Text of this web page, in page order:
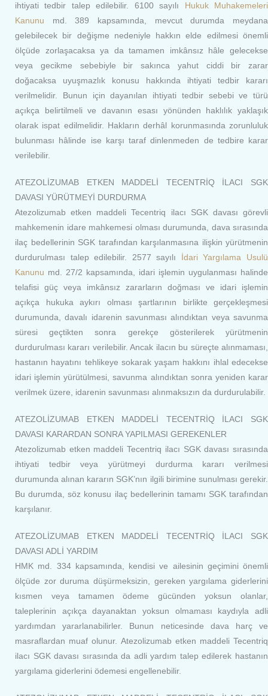
ihtiyati tedbir talep edilebilir. 6100 sayılı Hukuk Muhakemeleri
Kanunu md. 389 kapsamında, mevcut durumda meydana
gelebilecek bir değişme nedeniyle hakkın elde edilmesi önemli
ölçüde zorlaşacaksa ya da tamamen imkânsız hâle gelecekse
veya gecikme sebebiyle bir sakınca yahut ciddi bir zarar
doğacaksa uyuşmazlık konusu hakkında ihtiyati tedbir kararı
verilmelidir. Bunun için dayanılan ihtiyati tedbir sebebi ve türü
açıkça belirtilmeli ve davanın esası yönünden haklılık yaklaşık
olarak ispat edilmelidir. Hakların derhâl korunmasında zorunluluk
bulunması hâlinde ise karşı taraf dinlenmeden de tedbire karar
verilebilir.
ATEZOLİZUMAB ETKEN MADDELİ TECENTRİQ İLACI SGK
DAVASI YÜRÜTMEYİ DURDURMA
Atezolizumab etken maddeli Tecentriq ilacı SGK davası görevli
mahkemenin idare mahkemesi olması durumunda, dava sırasında
ilaç bedellerinin SGK tarafından karşılanmasına ilişkin yürütmenin
durdurulması talep edilebilir. 2577 sayılı İdari Yargılama Usulü
Kanunu md. 27/2 kapsamında, idari işlemin uygulanması halinde
telafisi güç veya imkânsız zararların doğması ve idari işlemin
açıkça hukuka aykırı olması şartlarının birlikte gerçekleşmesi
durumunda, davalı idarenin savunması alındıktan veya savunma
süresi geçtikten sonra gerekçe gösterilerek yürütmenin
durdurulması kararı verilebilir. Ancak ilacın bu süreçte alınmaması,
hastanın hayatını tehlikeye sokarak yaşam hakkını ihlal edecekse
idari işlemin yürütülmesi, savunma alındıktan sonra yeniden karar
verilmek üzere, idarenin savunması alınmaksızın da durdurulabilir.
ATEZOLİZUMAB ETKEN MADDELİ TECENTRİQ İLACI SGK
DAVASI KARARDAN SONRA YAPILMASI GEREKENLER
Atezolizumab etken maddeli Tecentriq ilacı SGK davası sırasında
ihtiyati tedbir veya yürütmeyi durdurma kararı verilmesi
durumunda alınan kararın SGK’nın ilgili birimine sunulması gerekir.
Bu durumda, söz konusu ilaç bedellerinin tamamı SGK tarafından
karşılanır.
ATEZOLİZUMAB ETKEN MADDELİ TECENTRİQ İLACI SGK
DAVASI ADLİ YARDIM
HMK md. 334 kapsamında, kendisi ve ailesinin geçimini önemli
ölçüde zor duruma düşürmeksizin, gereken yargılama giderlerini
kısmen veya tamamen ödeme gücünden yoksun olanlar,
taleplerinin açıkça dayanaktan yoksun olmaması kaydıyla adli
yardımdan yararlanabilirler. Bunun neticesinde dava harç ve
masraflardan muaf olunur. Atezolizumab etken maddeli Tecentriq
ilacı SGK davası sırasında da adli yardım talep edilerek hastanın
yargılama giderlerini ödemesi engellenebilir.